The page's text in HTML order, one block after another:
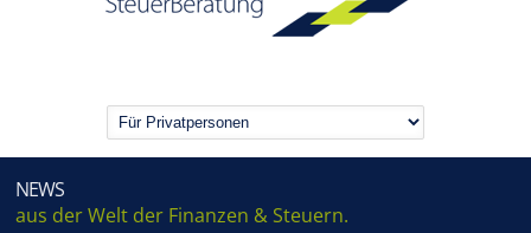
NEWS
aus der Welt der Finanzen & Steuern.